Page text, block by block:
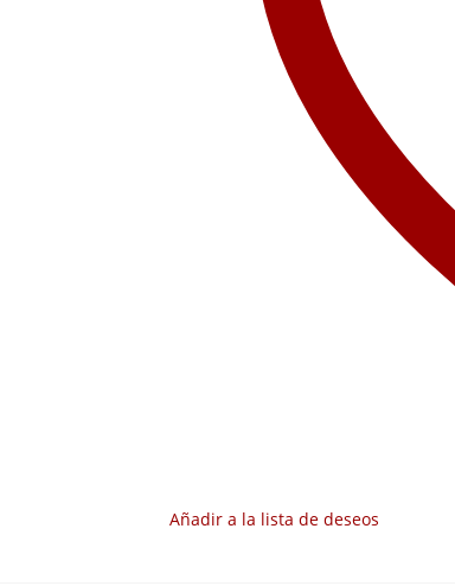
Añadir a la lista de deseos